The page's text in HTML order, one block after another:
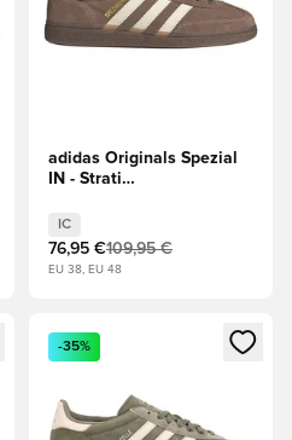
adidas Originals Spezial
IN - Strati
(Bianco)
IC
76,95 €109,95 €
EU 38, EU 48
accedere o registrarsi come
Apre una finestra modale
-35%